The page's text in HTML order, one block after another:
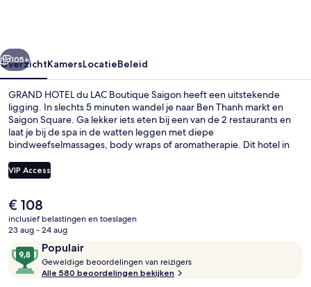
Volgende
105+
OverzichtKamersLocatieBeleid
GRAND HOTEL du LAC Boutique Saigon heeft een uitstekende
ligging. In slechts 5 minuten wandel je naar Ben Thanh markt en
Saigon Square. Ga lekker iets eten bij een van de 2 restaurants en
laat je bij de spa in de watten leggen met diepe
bindweefselmassages, body wraps of aromatherapie. Dit hotel in
bar/lounge en een 24-uurs fitnesscentrum. De accommodatie ligt
op korte loopafstand van het openbaar vervoer: het is 3 minuten
Opera House.
VIP Access
De
huidige
prijs
€ 108
€ 108
inclusief belastingen en toeslagen
23 aug - 24 aug
Beoordelingen
Populair
9,8
van
10,
Geweldige beoordelingen van reizigers
Alle 580 beoordelingen bekijken